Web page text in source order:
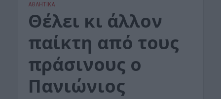
ΑΘΛΗΤΙΚΑ
Θέλει κι άλλον
παίκτη από τους
πράσινους ο
Πανιώνιος